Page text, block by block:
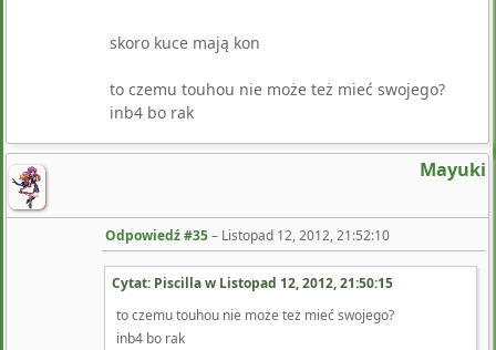
skoro kuce mają kon
to czemu touhou nie może też mieć swojego?
inb4 bo rak
Mayuki
Odpowiedź #35– Listopad 12, 2012, 21:52:10
Cytat: Piscilla w Listopad 12, 2012, 21:50:15
to czemu touhou nie może też mieć swojego?
inb4 bo rak